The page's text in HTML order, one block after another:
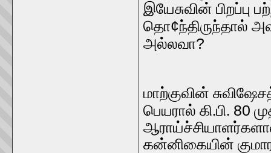
இயேசுவின் பிறப்பு
தொ¢ந்திருந்தால்
அல்லவா?
மாற்குவின்
பெயரால் கி.பி. 80
கன்னிகையின்